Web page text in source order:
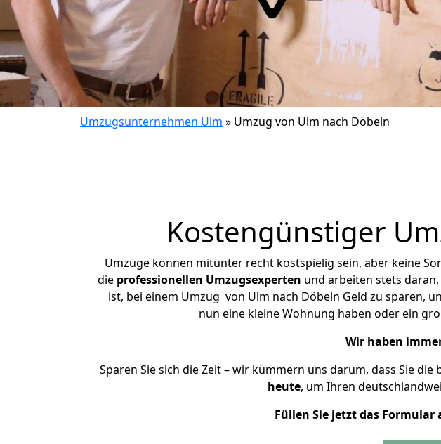
Umzugsunternehmen Ulm » Umzug von Ulm nach Döbeln
Kostengünstiger
Umzüge können mitunter recht kostspielig sein, aber keine
die professionellen Umzugsexperten und arbeiten stets
ist, bei einem Umzug von Ulm nach Döbeln Geld zu sparen,
nun eine kleine Wohnung haben oder ein
Wir haben
Sparen Sie sich die Zeit – wir kümmern uns darum, dass Sie
heute, um Ihren
Füllen Sie jetzt das Formular